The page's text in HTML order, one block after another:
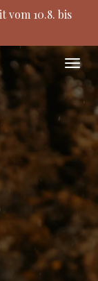
vom 10.8. bis